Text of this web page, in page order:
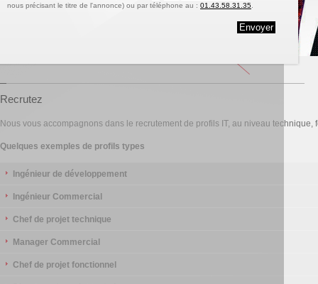
Recrutez
Nous vous accompagnons dans le recrutement de profils IT, au niveau technique,
Quelques exemples de profils types
Ingénieur de développement
Ingénieur Commercial
Chef de projet technique
Manager Commercial
Chef de projet fonctionnel
nous précisant le titre de l'annonce) ou par téléphone au : 01.43.58.31.35